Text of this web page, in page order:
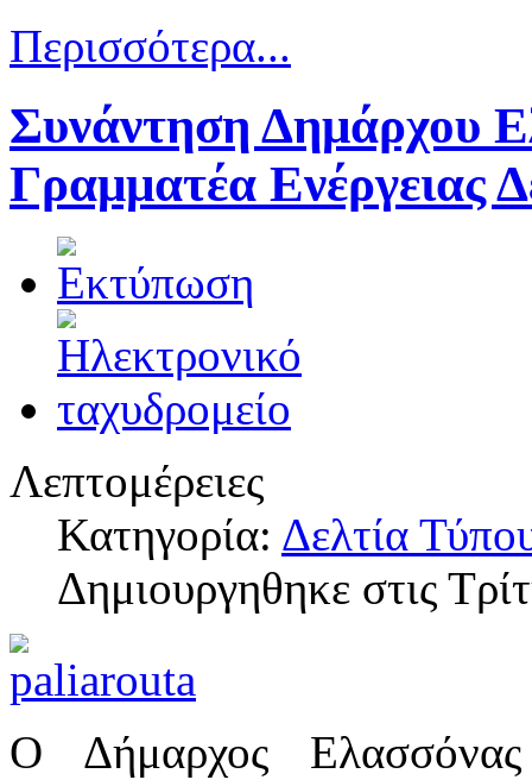
Περισσότερα...
Συνάντηση Δημάρχου
Γραμματέα Ενέργειας
Λεπτομέρειες
Κατηγορία: Δελτία
Δημιουργηθηκε στις
Ο Δήμαρχος